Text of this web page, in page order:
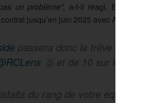
un problème”, a-t-il réagi. En
jusqu’en juin 2025 avec Angers.
passera donc la trêve en tête
🥈 et de 10 sur le
du rang de votre équipe 🤔 ?